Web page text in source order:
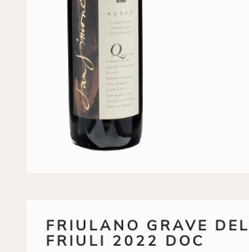
FRIULANO GRAVE DEL
FRIULI 2022 DOC